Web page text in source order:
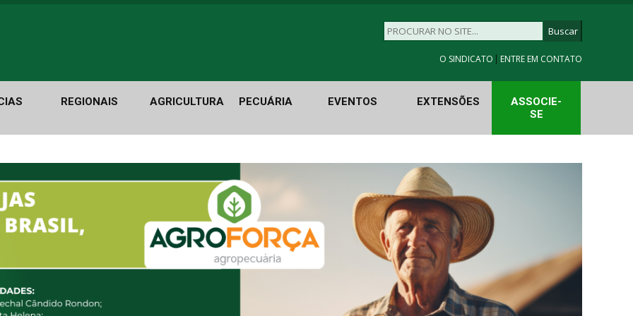
O SINDICATO | ENTRE EM CONTATO
REGIONAIS AGRICULTURA PECUÁRIA EVENTOS EXTENSÕES
ASSOCIE-
SE